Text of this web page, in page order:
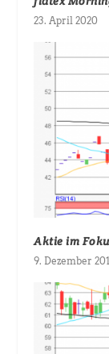
23. April 2020
Aktie im
9. Dezember